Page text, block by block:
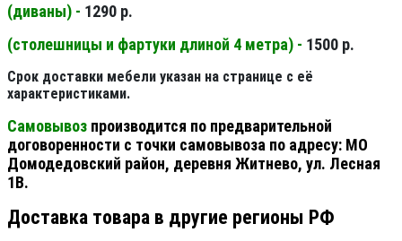
(диваны) - 1290 р.
(столешницы и фартуки длиной 4 метра) - 1500 р.
Срок доставки мебели указан на странице с её
характеристиками.
Самовывоз производится по предварительной
договоренности с точки самовывоза по адресу: МО
Домодедовский район, деревня Житнево, ул. Лесная
1В.
Доставка товара в другие регионы РФ